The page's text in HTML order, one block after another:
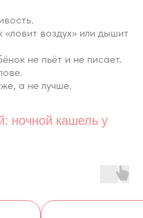
воздух» или дышит
не пьёт и не писает.
а не лучше.
ночной кашель у